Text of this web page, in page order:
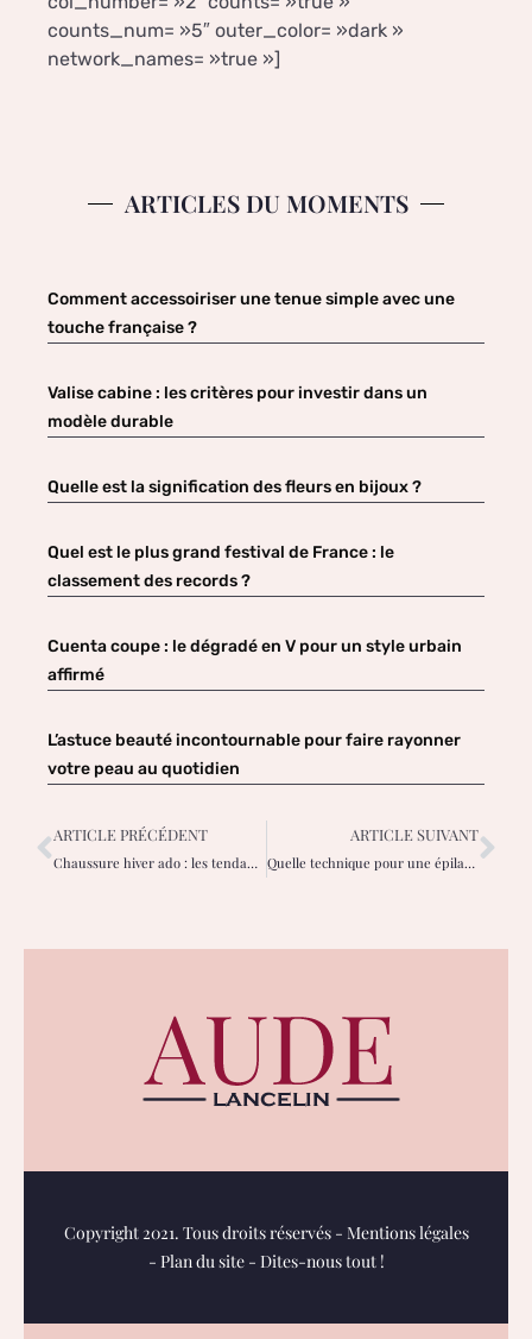
counts_num= »5″ outer_color= »dark »
network_names= »true »]
ARTICLES DU MOMENTS
Comment accessoiriser une tenue simple avec une
touche française ?
Valise cabine : les critères pour investir dans un
modèle durable
Quelle est la signification des fleurs en bijoux ?
Quel est le plus grand festival de France : le
classement des records ?
Cuenta coupe : le dégradé en V pour un style urbain
affirmé
L’astuce beauté incontournable pour faire rayonner
votre peau au quotidien
ARTICLE PRÉCÉDENT
Chaussure hiver ado : les tendances incontournables pour affronter le froid
ARTICLE SUIVANT
Quelle technique pour une épilation définitive ?
Copyright 2021. Tous droits réservés - Mentions légales
- Plan du site- Dites-nous tout !